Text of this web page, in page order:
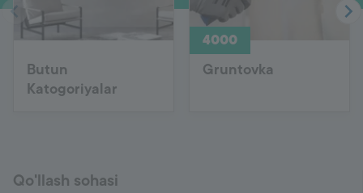
Butun
Katogoriyalar
4000
Gruntovka
Qo'llash sohasi